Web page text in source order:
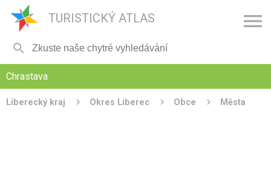
TURISTICKÝ ATLAS 

Chrastava
Liberecký kraj Okres Liberec Obce Města